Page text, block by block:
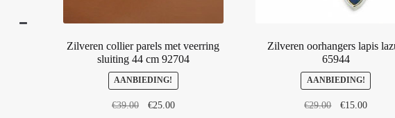
Zilveren collier parels met veerring
sluiting 44 cm 92704
AANBIEDING!
€39.00
Oorspronkelijke
€25.00Huidige
Zilveren oorhangers lapis
65944
AANBIEDING!
€29.00
Oorspronkelijke
€15.00Huidige